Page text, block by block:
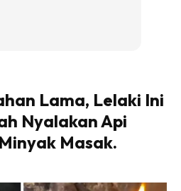
Lama, Lelaki Ini
Nyalakan Api
Masak.